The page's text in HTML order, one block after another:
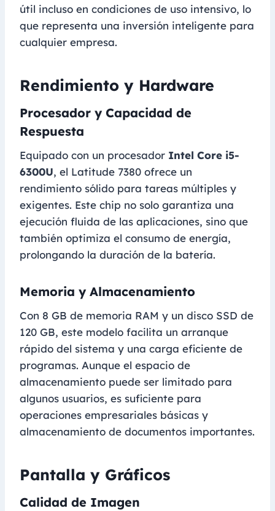
útil incluso en condiciones de uso intensivo, lo
que representa una inversión inteligente para
cualquier empresa.
Rendimiento y Hardware
Procesador y Capacidad de
Respuesta
Equipado con un procesador Intel Core i5-
6300U, el Latitude 7380 ofrece un
rendimiento sólido para tareas múltiples y
exigentes. Este chip no solo garantiza una
ejecución fluida de las aplicaciones, sino que
también optimiza el consumo de energía,
prolongando la duración de la batería.
Memoria y Almacenamiento
Con 8 GB de memoria RAM y un disco SSD de
120 GB, este modelo facilita un arranque
rápido del sistema y una carga eficiente de
programas. Aunque el espacio de
almacenamiento puede ser limitado para
algunos usuarios, es suficiente para
operaciones empresariales básicas y
almacenamiento de documentos importantes.
Pantalla y Gráficos
Calidad de Imagen